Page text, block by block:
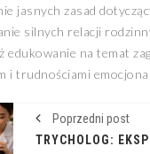
jasnych zasad
silnych relacji
edukowanie na temat
i trudnościami
Poprzedni post